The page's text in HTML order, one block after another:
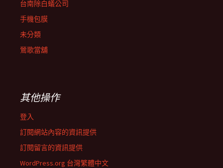
台南除白蟻公司
手機包膜
未分類
鶯歌當舖
其他操作
登入
訂閱網站內容的資訊提供
訂閱留言的資訊提供
WordPress.org 台灣繁體中文